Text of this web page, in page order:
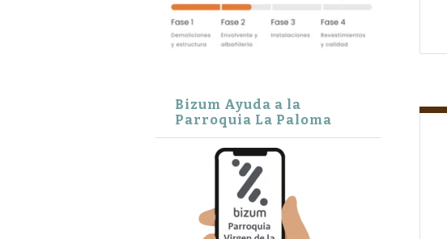
Bizum Ayuda a la
Parroquia La Paloma